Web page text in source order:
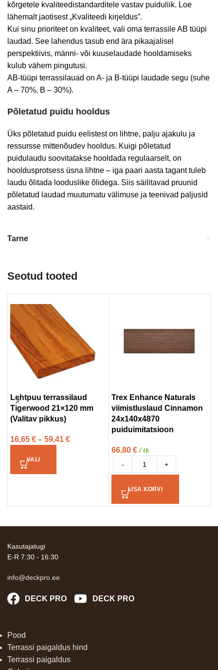
kõrgetele kvaliteedistandarditele vastav puiduliik. Loe
lähemalt jaotisest „Kvaliteedi kirjeldus”.
Kui sinu prioriteet on kvaliteet, vali oma terrassile AB tüüpi
laudad. See lahendus tasub end ära pikaajalisel
perspektiivis, männi- või kuuselaudade hooldamiseks
kulub vähem pingutusi.
AB-tüüpi terrassilauad on A- ja B-tüüpi laudade segu (suhe
A – 70%, B – 30%).
Põletatud puidu hooldus
Üks põletatud puidu eelistest on lihtne, palju ajakulu ja
ressursse mittenõudev hooldus. Kuigi põletatud
puidulaudu soovitatakse hooldada regulaarselt, on
hooldusprotsess üsna lihtne – iga paari aasta tagant tuleb
laudu õlitada looduslike õlidega. Siis säilitavad pruunid
põletatud laudad muutumatu välimuse ja teenivad paljusid
aastaid.
Tarne
Seotud tooted
Lehtpuu terrassilaud
Tigerwood 21×120 mm
(Valitav pikkus)
16,65 € – 59,41 €
VALI
Trex Enhance Naturals
viimistluslaud Cinnamon
24x140x4870
puiduimitatsioon
66,80 € / tk
-
+
LISA KORVI
Kasutajatugi
E-R 7:30 - 16:30
info@deckpro.ee
DECK PRO DECK PRO
Pood
Terrassi paigaldus hind
Terrassi paigaldus